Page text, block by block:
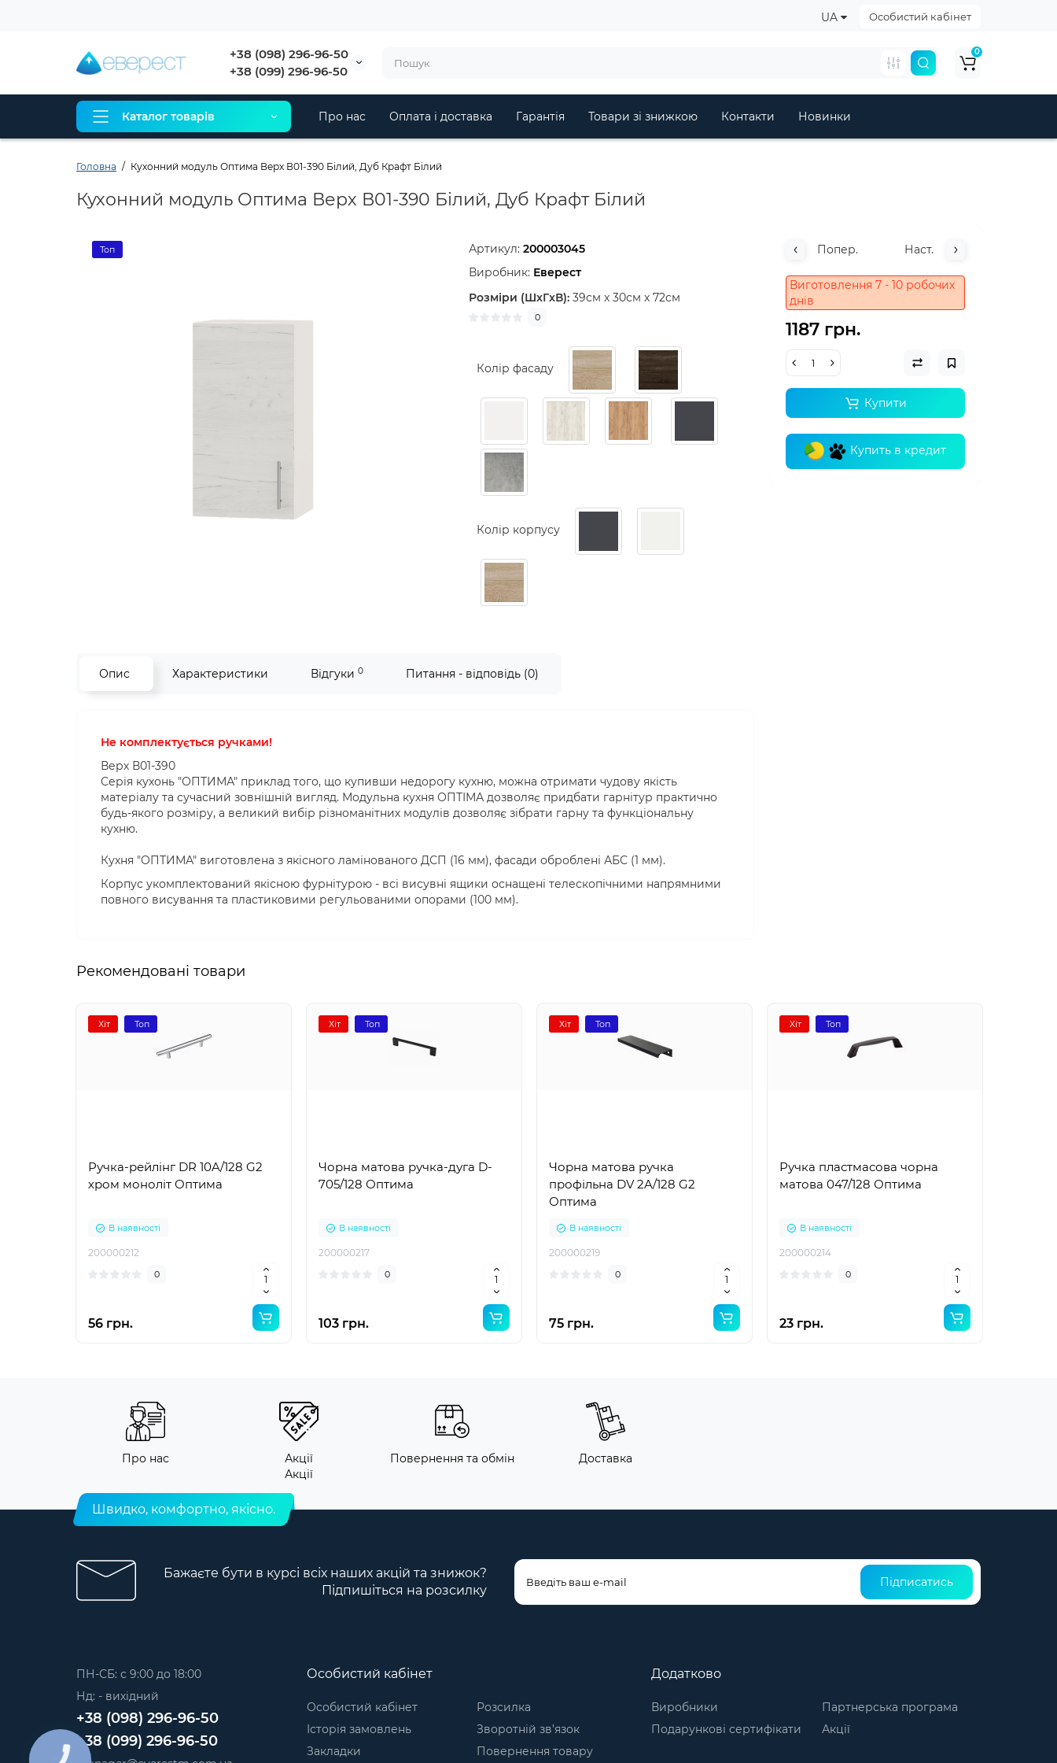
Особистий кабінет
UA
+38 (098) 296-96-50
+38 (099) 296-96-50
0
Каталог товарів Про нас Оплата і доставка Гарантія Товари зі знижкою Контакти Новинки
Головна Кухонний модуль Оптима Верх В01-390 Білий, Дуб Крафт Білий
Кухонний модуль Оптима Верх В01-390 Білий, Дуб Крафт Білий
Топ Артикул:200003045
Виробник: Еверест
Розміри (ШxГxВ): 39см x 30см x 72см
0
Колір фасаду
Колір корпусу
Попер. Наст.
Виготовлення 7 - 10 робочих
днів
1187 грн.
Купити
Купить в кредит
Опис Характеристики Відгуки 0 Питання - відповідь (0)
Не комплектується ручками!
Верх В01-390
Серія кухонь "ОПТИМА" приклад того, що купивши недорогу кухню, можна отримати чудову якість
матеріалу та сучасний зовнішній вигляд. Модульна кухня ОПТІМА дозволяє придбати гарнітур практично
будь-якого розміру, а великий вибір різноманітних модулів дозволяє зібрати гарну та функціональну
кухню.
Кухня "ОПТИМА" виготовлена ​​з якісного ламінованого ДСП (16 мм), фасади оброблені АБС (1 мм).
Корпус укомплектований якісною фурнітурою - всі висувні ящики оснащені телескопічними напрямними
повного висування та пластиковими регульованими опорами (100 мм).
Рекомендовані товари
Хіт Топ
Ручка-рейлінг DR 10A/128 G2
хром моноліт Оптима
В наявності
200000212
0
56 грн.
Хіт Топ
Чорна матова ручка-дуга D-
705/128 Оптима
В наявності
200000217
0
103 грн.
Хіт Топ
Чорна матова ручка
профільна DV 2A/128 G2
Оптима
В наявності
200000219
0
75 грн.
Хіт Топ
Ручка пластмасова чорна
матова 047/128 Оптима
В наявності
200000214
0
23 грн.
Про нас
Акції
Акції
Повернення та обмін Доставка
Швидко, комфортно, якісно.
Бажаєте бути в курсі всіх наших акцій та знижок?
Підпишіться на розсилку
Підписатись
ПН-СБ: с 9:00 до 18:00
Нд: - вихідний
+38 (098) 296-96-50
+38 (099) 296-96-50
Особистий кабінет
Особистий кабінет
Історія замовлень
Закладки
Розсилка
Зворотній зв’язок
Повернення товару
Додатково
Виробники
Подарункові сертифікати
Партнерська програма
Акції
КНОПКА